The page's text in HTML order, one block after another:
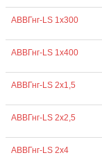
АВВГнг-LS 1х300
АВВГнг-LS 1х400
АВВГнг-LS 2х1,5
АВВГнг-LS 2х2,5
АВВГнг-LS 2х4